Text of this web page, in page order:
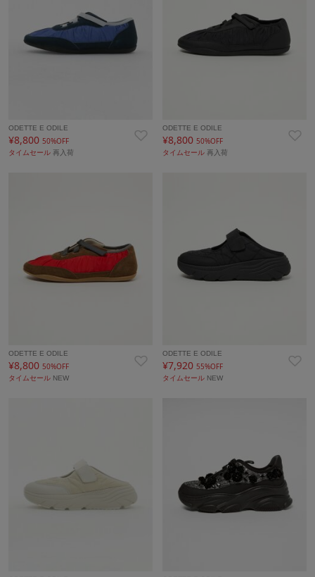
ODETTE E ODILE
¥8,800 50%OFF
タイムセール 再入荷
ODETTE E ODILE
¥8,800 50%OFF
タイムセール再入荷
ODETTE E ODILE
¥8,800 50%OFF
タイムセール NEW
ODETTE E ODILE
¥7,92055%OFF
タイムセール NEW